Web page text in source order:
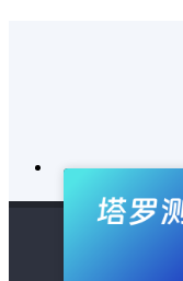
开业